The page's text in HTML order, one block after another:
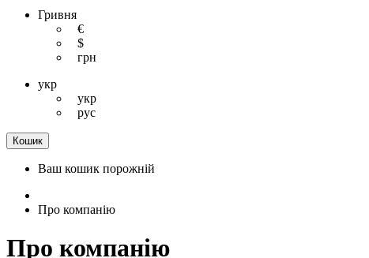
Гривня
€
$
грн
укр
укр
рус
Кошик
Ваш кошик порожній
Про компанію
Про компанію